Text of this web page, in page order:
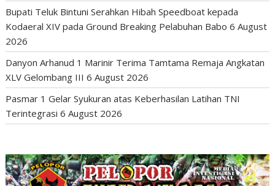
Bupati Teluk Bintuni Serahkan Hibah Speedboat kepada
Kodaeral XIV pada Ground Breaking Pelabuhan Babo 6 August
2026
Danyon Arhanud 1 Marinir Terima Tamtama Remaja Angkatan
XLV Gelombang III 6 August 2026
Pasmar 1 Gelar Syukuran atas Keberhasilan Latihan TNI
Terintegrasi 6 August 2026